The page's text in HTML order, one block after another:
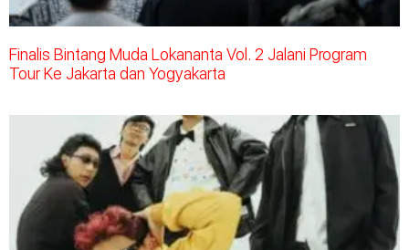
Finalis Bintang Muda Lokananta Vol. 2 Jalani Program
Tour Ke Jakarta dan Yogyakarta